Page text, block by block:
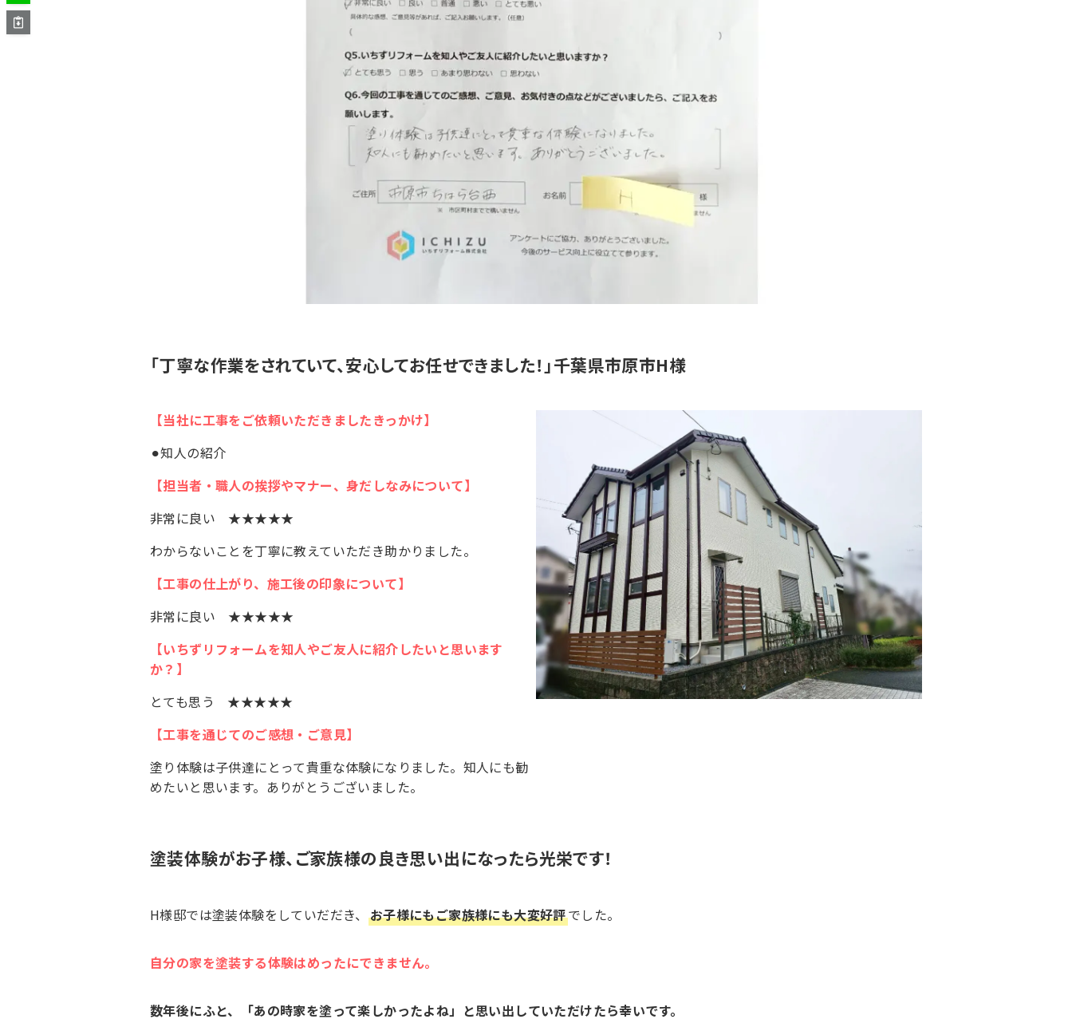
「丁寧な作業をされていて、安心してお任せできました！」千葉県市原市H様
【当社に工事をご依頼いただきましたきっかけ】
⚫︎知人の紹介
【担当者・職人の挨拶やマナー、身だしなみについて】
非常に良い ★★★★★
わからないことを丁寧に教えていただき助かりました。
【工事の仕上がり、施工後の印象について】
非常に良い ★★★★★
【いちずリフォームを知人やご友人に紹介したいと思います
か？】
とても思う ★★★★★
【工事を通じてのご感想・ご意見】
塗り体験は子供達にとって貴重な体験になりました。知人にも勧
めたいと思います。ありがとうございました。
塗装体験がお子様、ご家族様の良き思い出になったら光栄です！
H様邸では塗装体験をしていだだき、 お子様にもご家族様にも大変好評でした。
自分の家を塗装する体験はめったにできません。
数年後にふと、「あの時家を塗って楽しかったよね」と思い出していただけたら幸いです。